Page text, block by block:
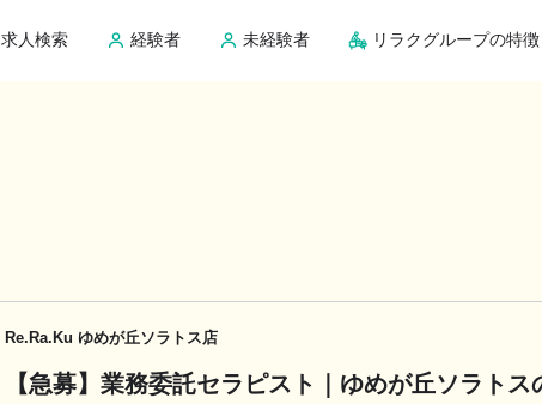
求人検索 経験者 未経験者 リラクグループの特徴
Re.Ra.Ku ゆめが丘ソラトス店
【急募】業務委託セラピスト｜ゆめが丘ソラト